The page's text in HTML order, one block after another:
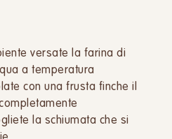
versate la farina di
a temperatura
con una frusta finche il
la schiumata che si